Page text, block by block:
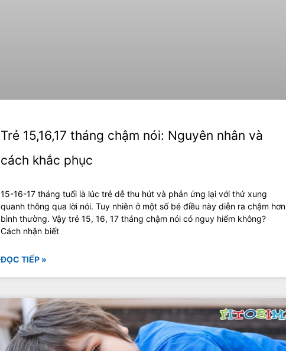
Trẻ 15,16,17 tháng chậm nói: Nguyên nhân và
cách khắc phục
15-16-17 tháng tuổi là lúc trẻ dễ thu hút và phản ứng lại với thứ xung
quanh thông qua lời nói. Tuy nhiên ở một số bé điều này diễn ra chậm hơn
bình thường. Vậy trẻ 15, 16, 17 tháng chậm nói có nguy hiểm không?
Cách nhận biết
ĐỌC TIẾP »